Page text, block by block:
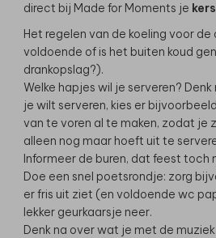
direct bij Made for Moments je
Het regelen van de koeling voor de
voldoende of is het buiten koud
drankopslag?).
Welke hapjes wil je serveren?
je wilt serveren, kies er
van te voren al te maken, zodat je
alleen nog maar hoeft uit te
Informeer de buren, dat feest toch
Doe een snel poetsrondje: zorg
er fris uit ziet (en voldoende wc
lekker geurkaarsje neer.
Denk na over wat je met de